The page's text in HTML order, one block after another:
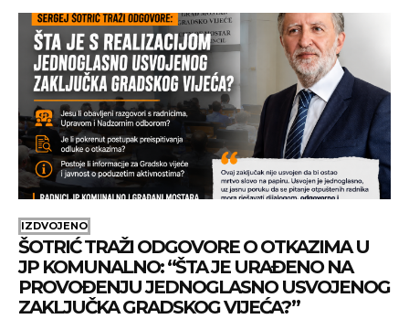
IZDVOJENO
ŠOTRIĆ TRAŽI ODGOVORE O OTKAZIMA U
JP KOMUNALNO: “ŠTA JE URAĐENO NA
PROVOĐENJU JEDNOGLASNO USVOJENOG
ZAKLJUČKA GRADSKOG VIJEĆA?”